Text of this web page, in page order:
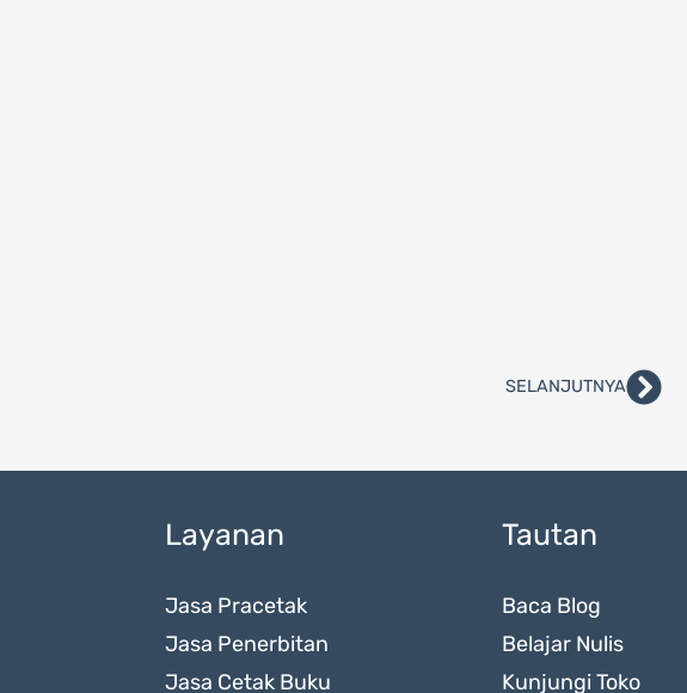
SELANJUTNYANext
Layanan
Jasa Pracetak
Jasa Penerbitan
Jasa Cetak Buku
Tautan
Baca Blog
Belajar Nulis
Kunjungi Toko